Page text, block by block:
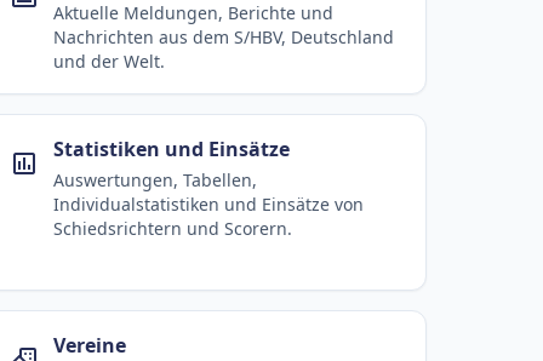
Aktuelle Meldungen, Berichte und
Nachrichten aus dem S/HBV, Deutschland
und der Welt.
Statistiken und Einsätze
Auswertungen, Tabellen,
Individualstatistiken und Einsätze von
Schiedsrichtern und Scorern.
Vereine